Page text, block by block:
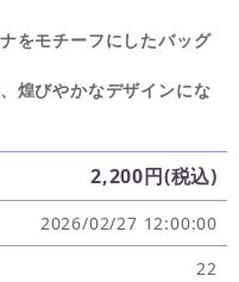
をモチーフにしたバッグ
煌びやかなデザインにな
2,200円(税込)
2026/02/27 12:00:00
22